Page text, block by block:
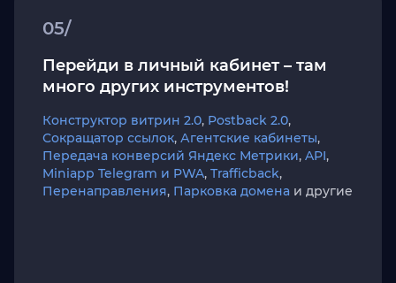
05/
Перейди в личный кабинет – там
много других инструментов!
Конструктор витрин 2.0, Postback 2.0,
Сокращатор ссылок, Агентские кабинеты,
Передача конверсий Яндекс Метрики, API,
Miniapp Telegram и PWA, Trafficback,
Перенаправления, Парковка домена и другие